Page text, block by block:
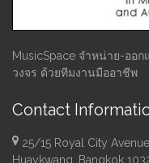
MusicSpace จำหน่าย-ออ
วงจร ด้วยทีมงานมืออาชีพ
Contact
25/15 Royal City
Huaykwang, Bangkok